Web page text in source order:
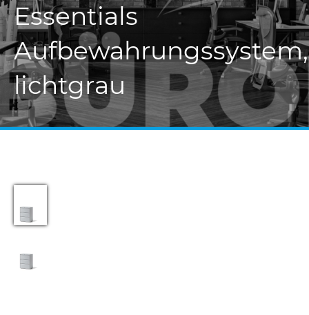
Essentials
lichtgrau